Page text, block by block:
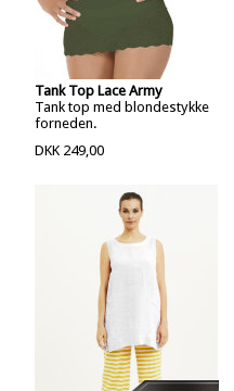
Tank Top Lace Army
Tank top med blondestykke
forneden.
DKK 249,00